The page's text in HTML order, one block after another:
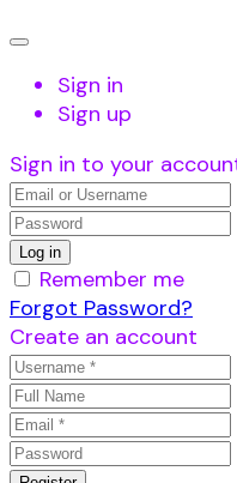
Sign in
Sign up
Sign in to your
Remember me
Forgot Password?
Create an account